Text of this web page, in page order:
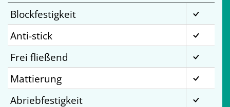
Blockfestigkeit
Anti-stick
Frei fließend
Mattierung
Abriebfestigkeit